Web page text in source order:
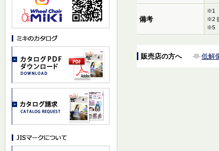
備考
※1
※2
※5
販売店の方へ 低解